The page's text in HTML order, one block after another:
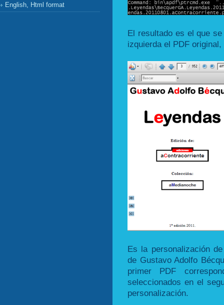
English, Html format
El resultado es el que
izquierda el PDF
Es la personalización
de Gustavo Adolfo
primer PDF
seleccionados en el
personalización.